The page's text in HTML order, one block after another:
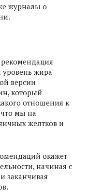
журналы о
рекомендация
жира
версии
который
отношения к
что мы на
желтков и
окажет
начиная с
заканчивая